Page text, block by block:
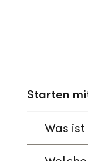
Starten
Was